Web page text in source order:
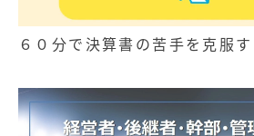
６０分で決算書の苦手を克服